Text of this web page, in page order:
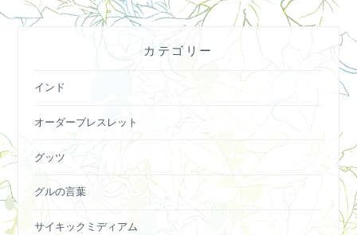
カテゴリー
インド
オーダーブレスレット
グッツ
グルの言葉
サイキックミディアム